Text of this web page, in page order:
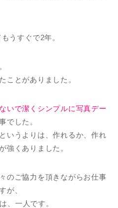
うすぐで2年。
ことがありました。
いで潔くシンプルに写真デー
でした。
いうよりは、作れるか、作れ
強くありました。
のご協力を頂きながらお仕事
が、
、一人です。